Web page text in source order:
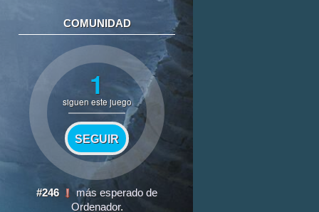
COMUNIDAD
1
siguen este juego
SEGUIR
#246
más esperado de
Ordenador.